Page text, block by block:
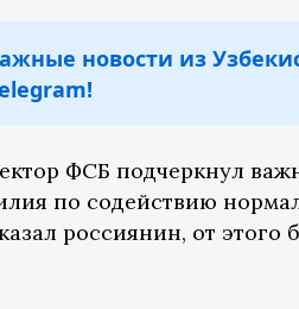
новости из
ФСБ подчеркнул
по содействию
россиянин, от этого